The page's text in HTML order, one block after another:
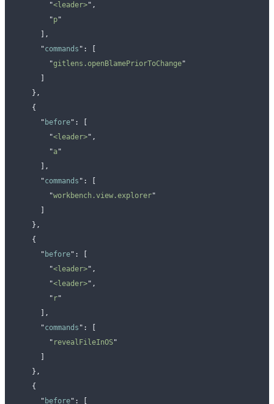
        "
<leader>" ,
        "
p"
      ],
      "
commands " :
        "
gitlens.openBlamePriorToChange"
    },
    {
      "
before" :
        "
<leader>" ,
        "
a"
      ],
      "
commands " :
        "
workbench.view.explorer"
    },
    {
      "
before" :
        "
<leader>" ,
        "
<leader>" ,
        "
r"
      ],
      "
commands " :
        "
revealFileInOS"
    },
    {
      "
before" :